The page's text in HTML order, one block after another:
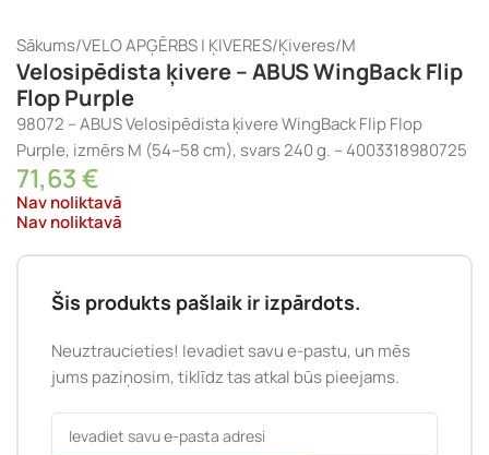
Sākums/VELO APĢĒRBS | ĶIVERES/Ķiveres/M
Velosipēdista ķivere – ABUS WingBack Flip
Flop Purple
98072 – ABUS Velosipēdista ķivere WingBack Flip Flop
Purple, izmērs M (54–58 cm), svars 240 g. – 4003318980725
71,63€
Nav noliktavā
Nav noliktavā
Šis produkts pašlaik ir izpārdots.
Neuztraucieties! Ievadiet savu e-pastu, un mēs
jums paziņosim, tiklīdz tas atkal būs pieejams.